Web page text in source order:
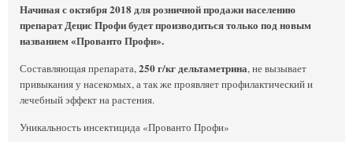
Начиная с октября 2018 для розничной продажи населению
препарат Децис Профи будет производиться только под новым
названием «Прованто Профи».
Составляющая препарата,250 г/кг дельтаметрина, не вызывает
привыкания у насекомых, а так же проявляет профилактический и
лечебный эффект на растения.
Уникальность инсектицида «Прованто Профи»